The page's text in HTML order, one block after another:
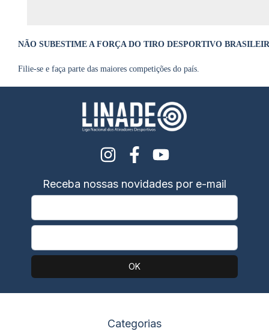
NÃO SUBESTIME A FORÇA DO TIRO DESPORTIVO
Filie-se e faça parte das maiores competições do país.
Receba nossas novidades por e-mail
Categorias